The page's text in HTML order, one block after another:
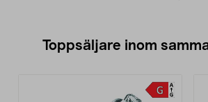
Toppsäljare inom